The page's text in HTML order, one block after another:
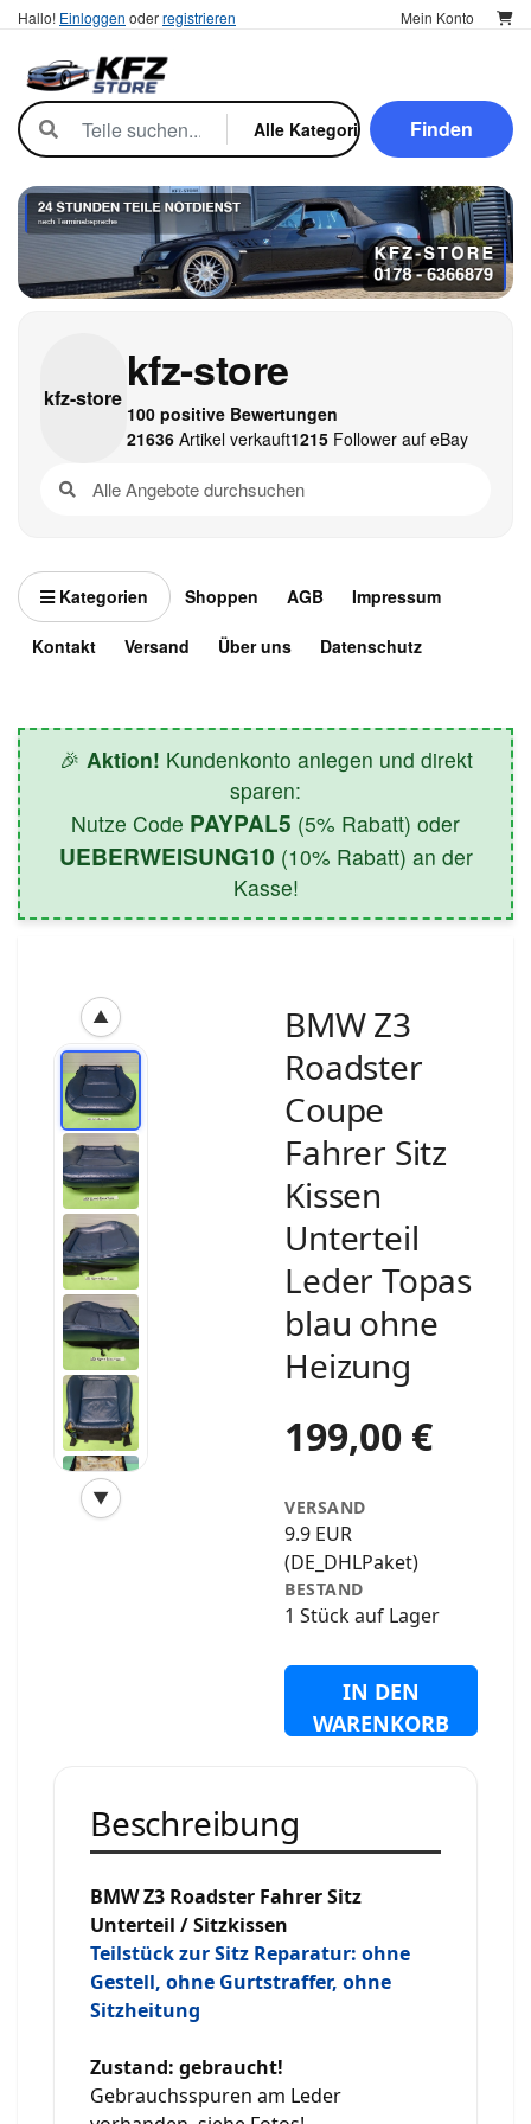
Hallo! Einloggen oderregistrieren Mein Konto
Finden
kfz-store
kfz-store
100 positive Bewertungen
21636Artikel verkauft1215Follower auf eBay
Kategorien Shoppen AGB Impressum
Kontakt Versand Über uns Datenschutz
🎉 Aktion! Kundenkonto anlegen und direkt
sparen:
Nutze Code PAYPAL5 (5% Rabatt) oder
UEBERWEISUNG10 (10% Rabatt) an der
Kasse!
▲
▼
‹
BMW Z3
Roadster
Coupe
Fahrer Sitz
Kissen
Unterteil
Leder Topas
blau ohne
Heizung
199,00 €
VERSAND
9.9 EUR
(DE_DHLPaket)
BESTAND
1 Stück auf Lager
IN DEN
WARENKORB
Beschreibung
BMW Z3 Roadster Fahrer Sitz
Unterteil / Sitzkissen
Teilstück zur Sitz Reparatur: ohne
Gestell, ohne Gurtstraffer, ohne
Sitzheitung
Zustand: gebraucht!
Gebrauchsspuren am Leder